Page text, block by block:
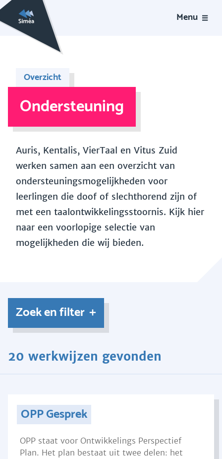
Menu
Overzicht
Ondersteuning
Auris, Kentalis, VierTaal en Vitus Zuid
werken samen aan een overzicht van
ondersteuningsmogelijkheden voor
leerlingen die doof of slechthorend zijn of
met een taalontwikkelingsstoornis. Kijk hier
naar een voorlopige selectie van
mogelijkheden die wij bieden.
Zoek en filter
20 werkwijzen gevonden
OPP Gesprek
OPP staat voor Ontwikkelings Perspectief
Plan. Het plan bestaat uit twee delen: het